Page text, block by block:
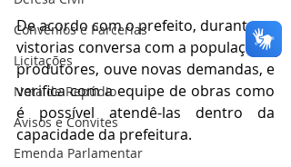
Convênios e Parcerias
Licitações
Nota de Repúdio
Avisos e Convites
Emenda Parlamentar
De acordo com o prefeito, durante as
vistorias conversa com a população e
produtores, ouve novas demandas, e
verifica com a equipe de obras como
é possível atendê-las dentro da
capacidade da prefeitura.